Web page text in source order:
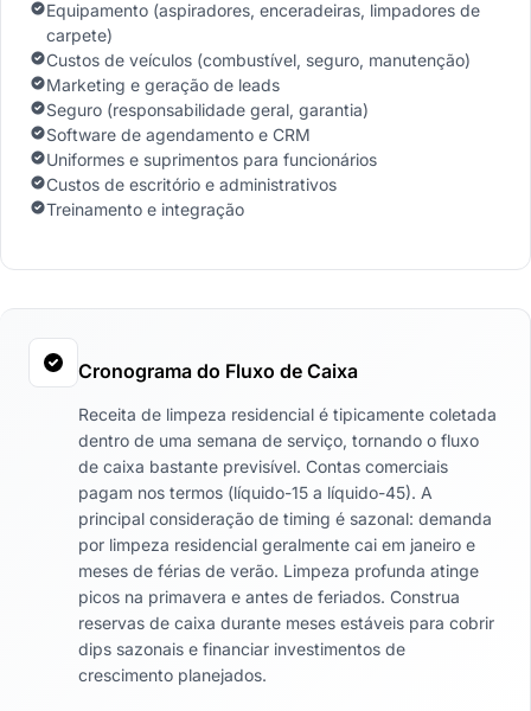
Equipamento (aspiradores, enceradeiras, limpadores de
carpete)
Custos de veículos (combustível, seguro, manutenção)
Marketing e geração de leads
Seguro (responsabilidade geral, garantia)
Software de agendamento e CRM
Uniformes e suprimentos para funcionários
Custos de escritório e administrativos
Treinamento e integração
Cronograma do Fluxo de Caixa
Receita de limpeza residencial é tipicamente coletada
dentro de uma semana de serviço, tornando o fluxo
de caixa bastante previsível. Contas comerciais
pagam nos termos (líquido-15 a líquido-45). A
principal consideração de timing é sazonal: demanda
por limpeza residencial geralmente cai em janeiro e
meses de férias de verão. Limpeza profunda atinge
picos na primavera e antes de feriados. Construa
reservas de caixa durante meses estáveis para cobrir
dips sazonais e financiar investimentos de
crescimento planejados.